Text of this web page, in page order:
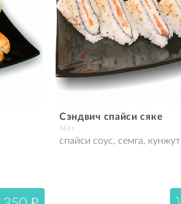
Сэндвич спайси сяке
163 г.
спайси соус, семга, кунжут